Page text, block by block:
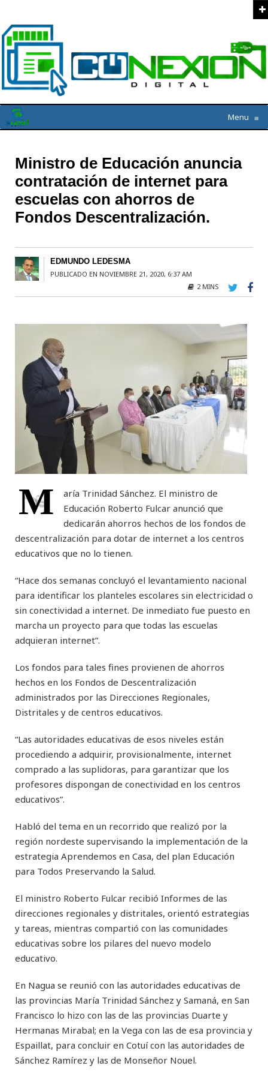
Menu ≡
Ministro de Educación anuncia
contratación de internet para
escuelas con ahorros de
Fondos Descentralización.
EDMUNDO LEDESMA
PUBLICADO EN NOVIEMBRE 21, 2020, 6:37 AM
2 MINS
M
aría Trinidad Sánchez. El ministro de
Educación Roberto Fulcar anunció que
dedicarán ahorros hechos de los fondos de
descentralización para dotar de internet a los centros
educativos que no lo tienen.
“Hace dos semanas concluyó el levantamiento nacional
para identificar los planteles escolares sin electricidad o
sin conectividad a internet. De inmediato fue puesto en
marcha un proyecto para que todas las escuelas
adquieran internet”.
Los fondos para tales fines provienen de ahorros
hechos en los Fondos de Descentralización
administrados por las Direcciones Regionales,
Distritales y de centros educativos.
“Las autoridades educativas de esos niveles están
procediendo a adquirir, provisionalmente, internet
comprado a las suplidoras, para garantizar que los
profesores dispongan de conectividad en los centros
educativos”.
Habló del tema en un recorrido que realizó por la
región nordeste supervisando la implementación de la
estrategia Aprendemos en Casa, del plan Educación
para Todos Preservando la Salud.
El ministro Roberto Fulcar recibió Informes de las
direcciones regionales y distritales, orientó estrategias
y tareas, mientras compartió con las comunidades
educativas sobre los pilares del nuevo modelo
educativo.
En Nagua se reunió con las autoridades educativas de
las provincias María Trinidad Sánchez y Samaná, en San
Francisco lo hizo con las de las provincias Duarte y
Hermanas Mirabal; en la Vega con las de esa provincia y
Espaillat, para concluir en Cotuí con las autoridades de
Sánchez Ramírez y las de Monseñor Nouel.